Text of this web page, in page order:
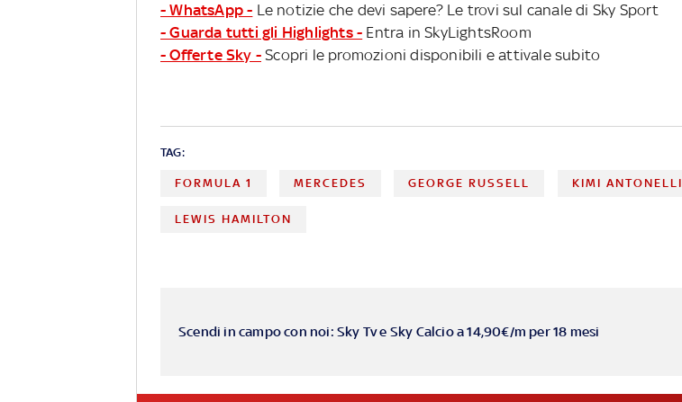
- WhatsApp - Le notizie che devi sapere? Le trovi sul canale di Sky Sport
- Guarda tutti gli Highlights - Entra in SkyLightsRoom
- Offerte Sky - Scopri le promozioni disponibili e attivale subito
TAG:
FORMULA 1 MERCEDES GEORGE RUSSELL KIMI ANTONELLI
LEWIS HAMILTON
Scendi in campo con noi: Sky Tv e Sky Calcio a 14,90€/m per 18 mesi